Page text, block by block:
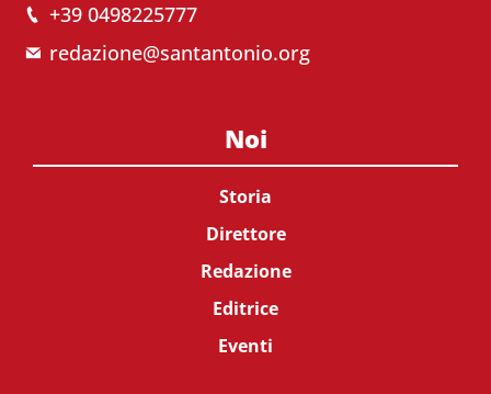
+39 0498225777
redazione@santantonio.org
Noi
Storia
Direttore
Redazione
Editrice
Eventi